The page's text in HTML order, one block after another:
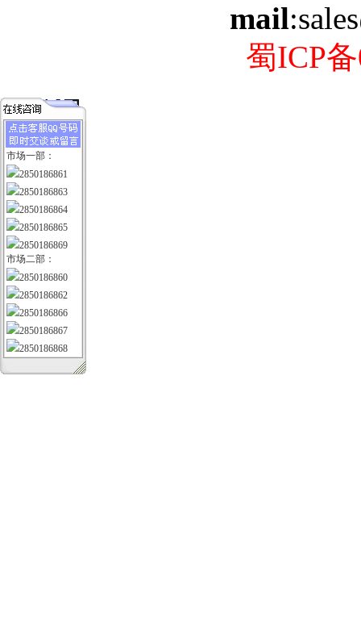
mail
蜀ICP
市场一部：
2850186861
2850186863
2850186864
2850186865
2850186869
市场二部：
2850186860
2850186862
2850186866
2850186867
2850186868